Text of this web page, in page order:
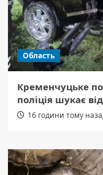
Область
Кременчуцьке
поліція шукає
16 години тому